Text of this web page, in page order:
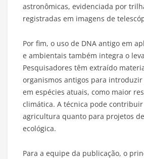
astronômicas, evidenciada por
registradas em imagens de
Por fim, o uso de DNA antigo em
e ambientais também integra o
Pesquisadores têm extraído
organismos antigos para
em espécies atuais, como maior
climática. A técnica pode
agricultura quanto para projetos
ecológica.
Para a equipe da publicação, o